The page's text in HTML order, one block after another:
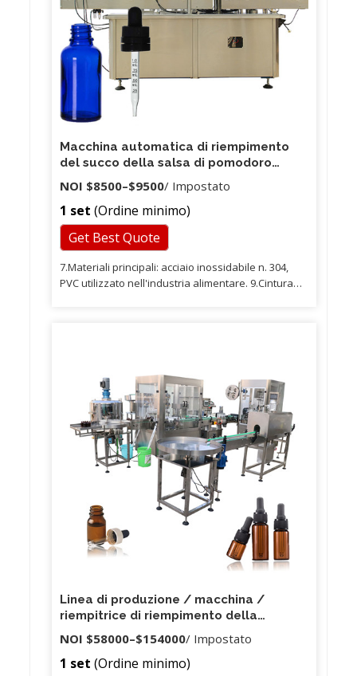
Macchina automatica di riempimento
del succo della salsa di pomodoro
automatica di riempimento del pistone
di alta precisione di vendita calda
NOI $8500–$9500/ Impostato
1 set (Ordine minimo)
Get Best Quote
7.Materiali principali: acciaio inossidabile n. 304,
PVC utilizzato nell'industria alimentare. 9.Cintura
Linea di produzione / macchina /
riempitrice di riempimento della
bevanda gassata monoblocco piccola
bottiglia
NOI $58000–$154000/ Impostato
1 set (Ordine minimo)